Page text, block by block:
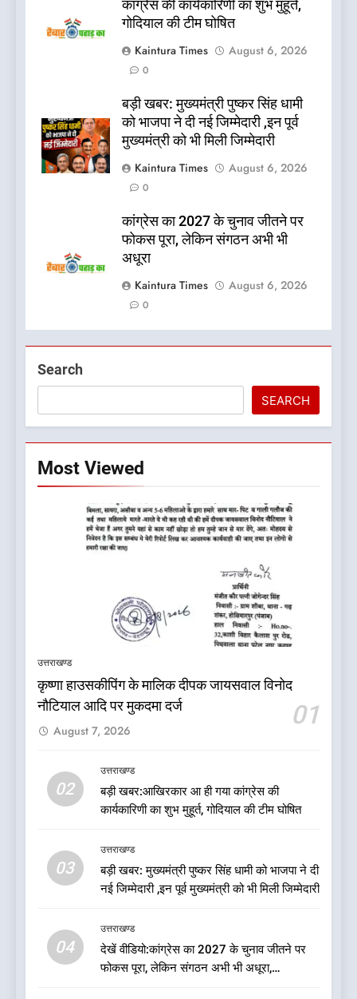
कांग्रेस की कार्यकारिणी का शुभ मुहूर्त,
गोदियाल की टीम घोषित
Kaintura Times
August 6, 2026
0
बड़ी खबर: मुख्यमंत्री पुष्कर सिंह धामी
को भाजपा ने दी नई जिम्मेदारी ,इन पूर्व
मुख्यमंत्री को भी मिली जिम्मेदारी
Kaintura Times
August 6, 2026
0
कांग्रेस का 2027 के चुनाव जीतने पर
फोकस पूरा, लेकिन संगठन अभी भी
अधूरा
Kaintura Times
August 6, 2026
0
Search
SEARCH
Most Viewed
उत्तराखण्ड
कृष्णा हाउसकीपिंग के मालिक दीपक जायसवाल विनोद
नौटियाल आदि पर मुकदमा दर्ज
01
August 7, 2026
02
उत्तराखण्ड
बड़ी खबर:आखिरकार आ ही गया कांग्रेस की
कार्यकारिणी का शुभ मुहूर्त, गोदियाल की टीम घोषित
03
उत्तराखण्ड
बड़ी खबर: मुख्यमंत्री पुष्कर सिंह धामी को भाजपा ने दी
नई जिम्मेदारी ,इन पूर्व मुख्यमंत्री को भी मिली जिम्मेदारी
04
उत्तराखण्ड
देखें वीडियो:कांग्रेस का 2027 के चुनाव जीतने पर
फोकस पूरा, लेकिन संगठन अभी भी अधूरा,
कांग्रेस का 2027 के चुनाव जीतने
पर फोकस पूरा, लेकिन संगठन अभी
6
दिल्ली की कोर ग्रुप बैठक में भाजपा
7
ऑरेंज अलर्ट के बीच डीएम का बड़ा
भालू, ग्रामीणों में दहशत
उत्तराखण्ड